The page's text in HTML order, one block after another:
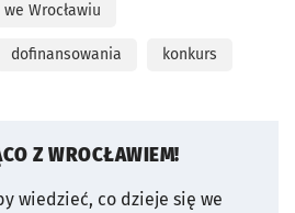
Wrocławiu
dofinansowania konkurs
Z WROCŁAWIEM!
wiedzieć, co dzieje się we